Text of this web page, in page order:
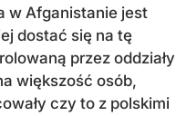
w Afganistanie jest
dostać się na tę
przez oddziały
większość osób,
czy to z polskimi